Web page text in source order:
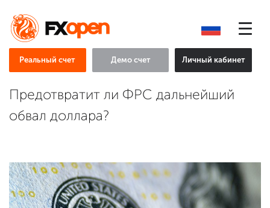
Реальный счет Демо счет Личный кабинет
Предотвратит ли ФРС дальнейший
обвал доллара?